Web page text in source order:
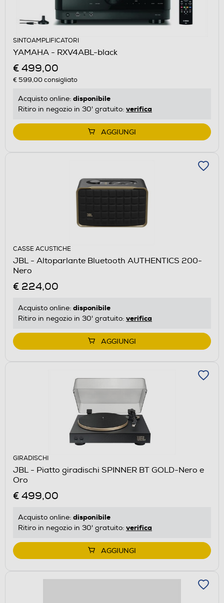
SINTOAMPLIFICATORI
YAMAHA - RXV4ABL-black
€ 499,00
€ 599,00consigliato
Acquisto online: disponibile
Ritiro in negozio in 30' gratuito: verifica
AGGIUNGI
CASSE ACUSTICHE
JBL - Altoparlante Bluetooth AUTHENTICS 200-
Nero
€ 224,00
Acquisto online: disponibile
Ritiro in negozio in 30' gratuito: verifica
AGGIUNGI
GIRADISCHI
JBL - Piatto giradischi SPINNER BT GOLD-Nero e
Oro
€ 499,00
Acquisto online: disponibile
Ritiro in negozio in 30' gratuito: verifica
AGGIUNGI